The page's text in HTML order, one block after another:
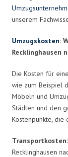
unserem
Umzugskosten:
Recklinghausen
Die Kosten für
wie zum Beispiel
Möbeln und
Städten und den
Kostenpunkte, die
Transportkosten:
Recklinghausen